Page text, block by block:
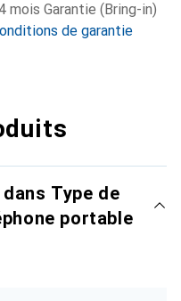
mois Garantie (Bring-in)
de garantie
Type de
portable